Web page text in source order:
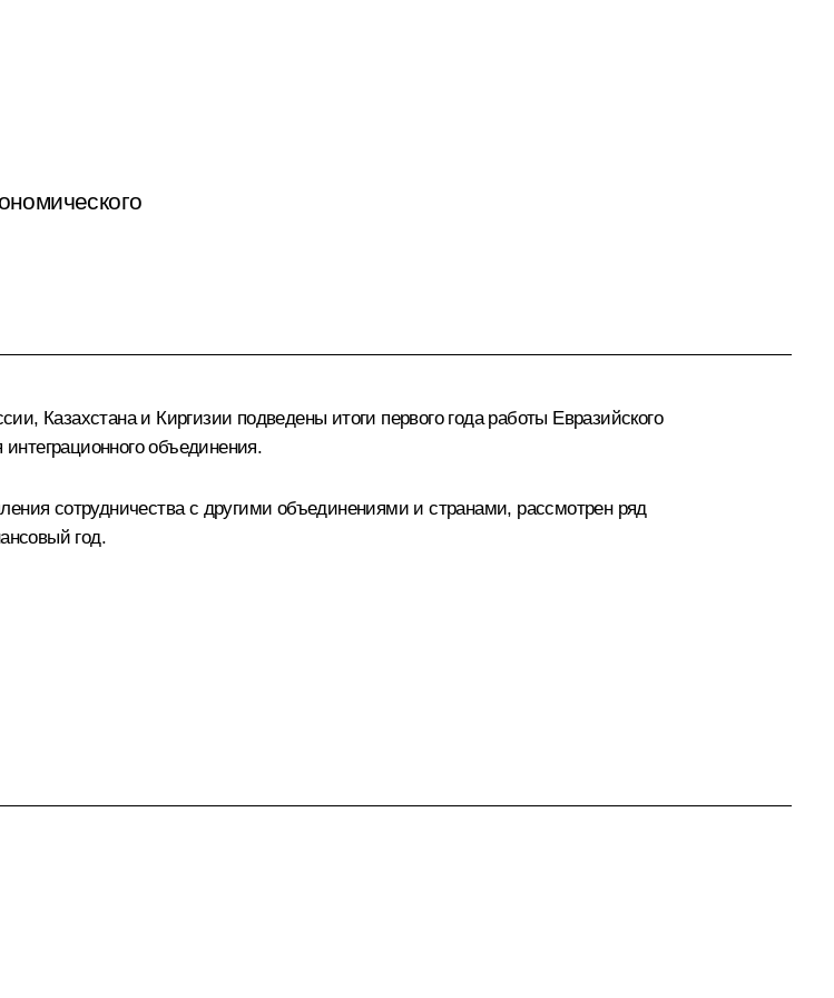
Казахстана и Киргизии подведены итоги первого года работы Евразийского
объединения.
сотрудничества с другими объединениями и странами, рассмотрен ряд
год.